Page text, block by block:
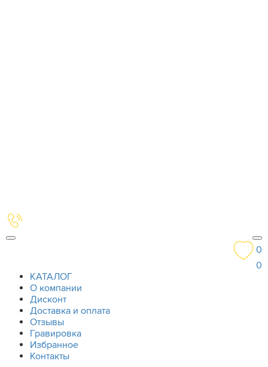
0
0
КАТАЛОГ
О компании
Дисконт
Доставка и оплата
Отзывы
Гравировка
Избранное
Контакты